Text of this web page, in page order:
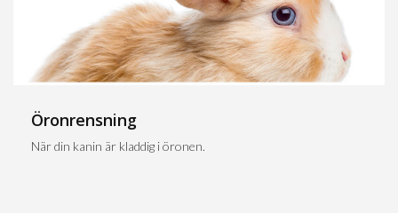
Öronrensning
När din kanin är kladdig i öronen.